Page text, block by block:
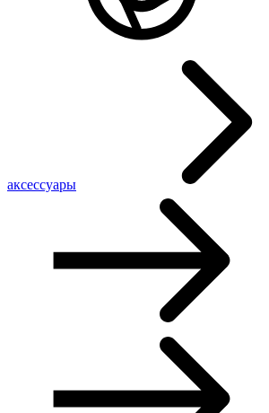
аксессуары